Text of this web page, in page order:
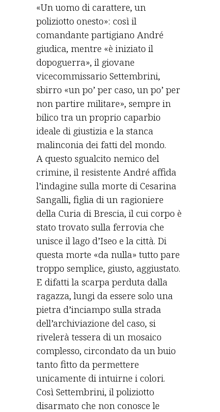
«Un uomo di carattere, un
poliziotto onesto»: così il
comandante partigiano André
giudica, mentre «è iniziato il
dopoguerra», il giovane
vicecommissario Settembrini,
sbirro «un po’ per caso, un po’ per
non partire militare», sempre in
bilico tra un proprio caparbio
ideale di giustizia e la stanca
malinconia dei fatti del mondo.
A questo sgualcito nemico del
crimine, il resistente André affida
l’indagine sulla morte di Cesarina
Sangalli, figlia di un ragioniere
della Curia di Brescia, il cui corpo è
stato trovato sulla ferrovia che
unisce il lago d’Iseo e la città. Di
questa morte «da nulla» tutto pare
troppo semplice, giusto, aggiustato.
E difatti la scarpa perduta dalla
ragazza, lungi da essere solo una
pietra d’inciampo sulla strada
dell’archiviazione del caso, si
rivelerà tessera di un mosaico
complesso, circondato da un buio
tanto fitto da permettere
unicamente di intuirne i colori.
Così Settembrini, il poliziotto
disarmato che non conosce le